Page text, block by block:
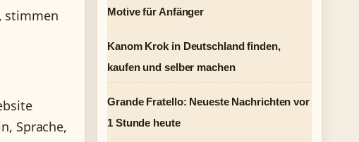
stimmen
Sprache,
Motive für Anfänger
Kanom Krok in Deutschland finden,
kaufen und selber machen
Grande Fratello: Neueste Nachrichten vor
1 Stunde heute